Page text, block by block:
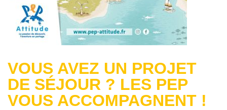
VOUS AVEZ UN PROJET
DE SÉJOUR ? LES PEP
VOUS ACCOMPAGNENT !